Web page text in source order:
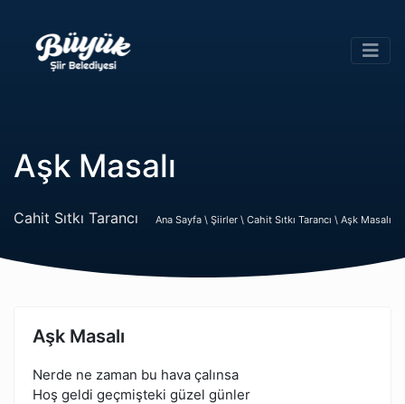
Aşk Masalı
Cahit Sıtkı Tarancı Ana Sayfa \ Şiirler \ Cahit Sıtkı Tarancı \ Aşk Masalı
Aşk Masalı
Nerde ne zaman bu hava çalınsa
Hoş geldi geçmişteki güzel günler